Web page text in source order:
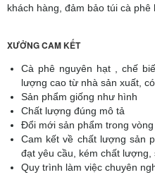
khách hàng, đảm bảo túi cà
XƯỞNG CAM KẾT
Cà phê nguyên hạt , chế
lượng cao từ nhà sản xuất,
Sản phẩm giống như hình
Chất lượng đúng mô tả
Đổi mới sản phẩm trong
Cam kết về chất lượng sản
đạt yêu cầu, kém chất lượng,
Quy trình làm việc chuyên